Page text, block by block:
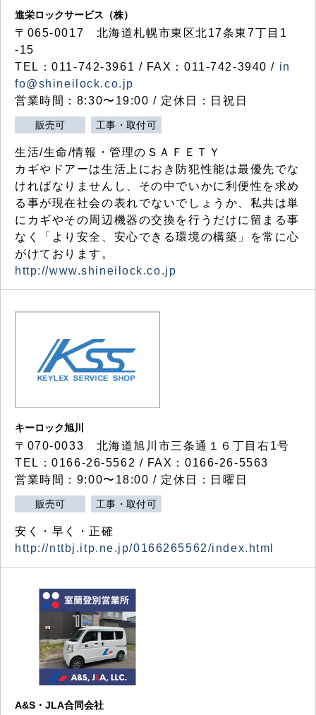
進栄ロックサービス（株）
〒065-0017 北海道札幌市東区北17条東7丁目1
-15
TEL：011-742-3961 / FAX：011-742-3940 / in
fo@shineilock.co.jp
営業時間：8:30〜19:00 / 定休日：日祝日
販売可 工事・取付可
生活/生命/情報・管理のＳＡＦＥＴＹ
カギやドアーは生活上におき防犯性能は最優先でな
ければなりませんし、その中でいかに利便性を求め
る事が現在社会の表れでないでしょうか、私共は単
にカギやその周辺機器の交換を行うだけに留まる事
なく「より安全、安心できる環境の構築」を常に心
がけております。
http://www.shineilock.co.jp
キーロック旭川
〒070-0033 北海道旭川市三条通１６丁目右1号
TEL：0166-26-5562 / FAX：0166-26-5563
営業時間：9:00〜18:00 / 定休日：日曜日
販売可 工事・取付可
安く・早く・正確
http://nttbj.itp.ne.jp/0166265562/index.html
A&S・JLA合同会社